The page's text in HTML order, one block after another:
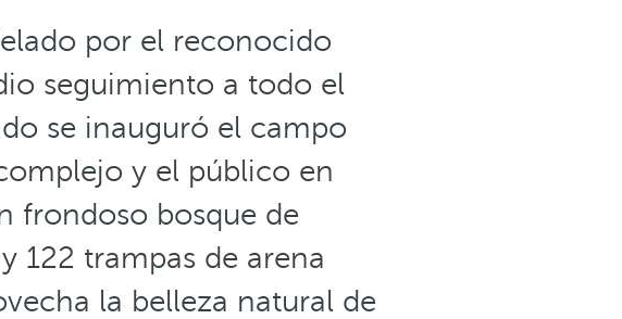
por el reconocido
seguimiento a todo el
se inauguró el campo
y el público en
frondoso bosque de
122 trampas de arena
la belleza natural de